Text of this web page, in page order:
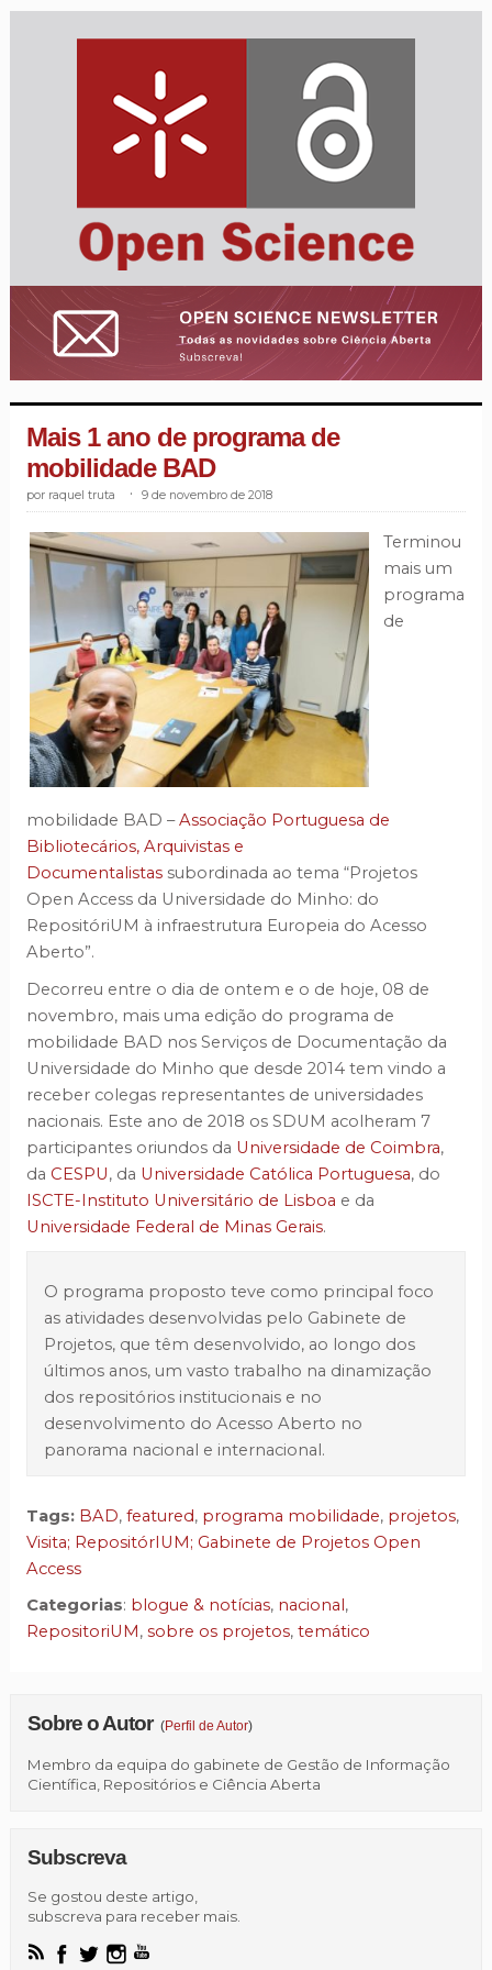
Mais 1 ano de programa de
mobilidade BAD
raquel truta 9 de novembro de 2018
Terminou
mais um
programa
de
mobilidade BAD –Associação Portuguesa de
Bibliotecários, Arquivistas e
Documentalistassubordinada ao tema “Projetos
Open Access da Universidade do Minho: do
RepositóriUM à infraestrutura Europeia do Acesso
Aberto”.
Decorreu entre o dia de ontem e o de hoje, 08 de
novembro, mais uma edição do programa de
mobilidade BAD nos Serviços de Documentação da
Universidade do Minho que desde 2014 tem vindo a
receber colegas representantes de universidades
nacionais. Este ano de 2018 os SDUM acolheram 7
participantes oriundos da Universidade de Coimbra,
da CESPU, da Universidade Católica Portuguesa, do
ISCTE-Instituto Universitário de Lisboa e da
Universidade Federal de Minas Gerais.
O programa proposto teve como principal foco
as atividades desenvolvidas pelo Gabinete de
Projetos, que têm desenvolvido, ao longo dos
últimos anos, um vasto trabalho na dinamização
dos repositórios institucionais e no
desenvolvimento do Acesso Aberto no
panorama nacional e internacional.
Tags: BAD, featured, programa mobilidade, projetos,
Visita; RepositórIUM; Gabinete de Projetos Open
Access
Categorias: blogue & notícias, nacional,
RepositoriUM, sobre os projetos, temático
Sobre o Autor (Perfil de Autor)
Membro da equipa do gabinete de Gestão de Informação
Científica, Repositórios e Ciência Aberta
Subscreva
Se gostou deste artigo,
subscreva para receber mais.